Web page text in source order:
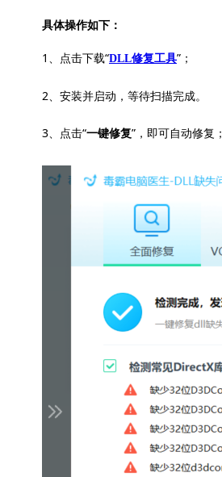
具体操作如下：
1、点击下载“DLL修复工具”；
2、安装并启动，等待扫描完成。
3、点击“一键修复”，即可自动修复；